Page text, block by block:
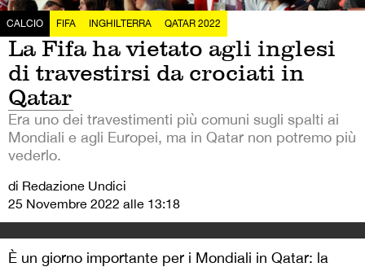
CALCIO FIFA INGHILTERRA QATAR 2022
La Fifa ha vietato agli inglesi
di travestirsi da crociati in
Qatar
Era uno dei travestimenti più comuni sugli spalti ai
Mondiali e agli Europei, ma in Qatar non potremo più
vederlo.
di Redazione Undici
25 Novembre 2022 alle 13:18
È un giorno importante per i Mondiali in Qatar: la